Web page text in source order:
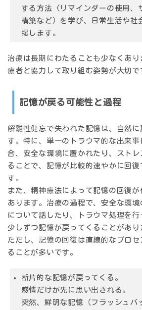
する方法（リマインダーの使用、
構築など）を学び、日常生活や社
援します。
治療は長期にわたることも少なくあ
療者と協力して取り組む姿勢が大切で
記憶が戻る可能性と過程
解離性健忘で失われた記憶は、 自然
す。特に、単一のトラウマ的な出来
合、安全な環境に置かれたり、スト
ることで、記憶が比較的速やかに回
す。
また、精神療法によって記憶の回復
あります。治療の過程で、安全な環
について話したり、トラウマ処理を行
少しずつ記憶が戻ってくることがあり
ただし、記憶の回復は直線的なプロ
ることが多いです。
断片的な記憶が戻ってくる。
感情だけが先に思い出される。
突然、鮮明な記憶（フラッシュバ